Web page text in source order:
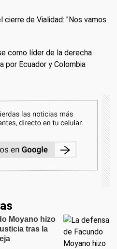
cierre de Vialidad: "Nos vamos
como líder de la derecha
por Ecuador y Colombia
Moyano hizo
tras la